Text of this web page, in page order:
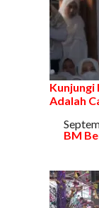
Kunjungi
Adalah
Tanggal
BM